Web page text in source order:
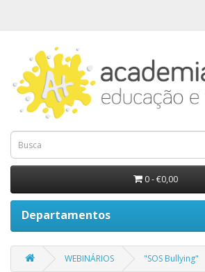
0 - €0,00
Departamentos
WEBINÁRIOS "SOS Bullying"